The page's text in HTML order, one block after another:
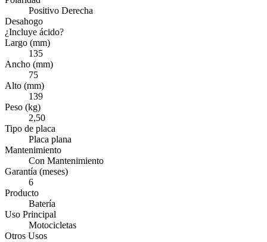
Positivo Derecha
Desahogo
¿Incluye ácido?
Largo (mm)
135
Ancho (mm)
75
Alto (mm)
139
Peso (kg)
2,50
Tipo de placa
Placa plana
Mantenimiento
Con Mantenimiento
Garantía (meses)
6
Producto
Batería
Uso Principal
Motocicletas
Otros Usos